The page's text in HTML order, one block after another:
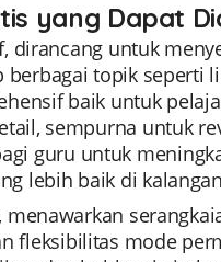
yang Dapat
untuk
topik seperti
baik untuk
sempurna untuk
guru untuk
lebih baik di
fleksibilitas mode